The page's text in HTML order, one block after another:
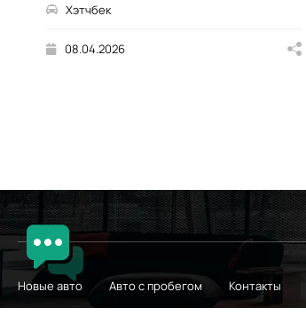
Хэтчбек
08.04.2026
Новые авто Авто с пробегом Контакты